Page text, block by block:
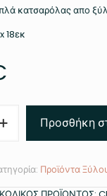
κατσαρόλας απο
18εκ
Προσθήκη
Προϊόντα